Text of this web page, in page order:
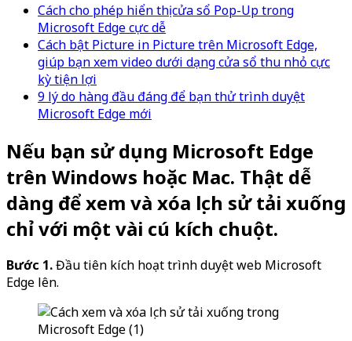
Cách cho phép hiển thị cửa sổ Pop-Up trong
Microsoft Edge cực dễ
Cách bật Picture in Picture trên Microsoft Edge,
giúp bạn xem video dưới dạng cửa sổ thu nhỏ cực
kỳ tiện lợi
9 lý do hàng đầu đáng để bạn thử trình duyệt
Microsoft Edge mới
Nếu bạn sử dụng Microsoft Edge
trên Windows hoặc Mac. Thật dễ
dàng để xem và xóa lịch sử tải xuống
chỉ với một vài cú kích chuột.
Bước 1.Đầu tiên kích hoạt trình duyệt web Microsoft
Edge lên.